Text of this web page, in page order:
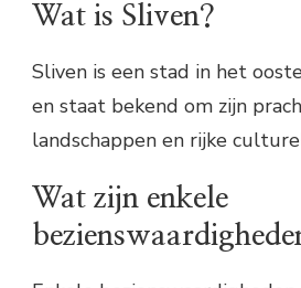
Wat is Sliven?
Sliven is een stad in het
en staat bekend om zijn
landschappen en rijke
Wat zijn enkele